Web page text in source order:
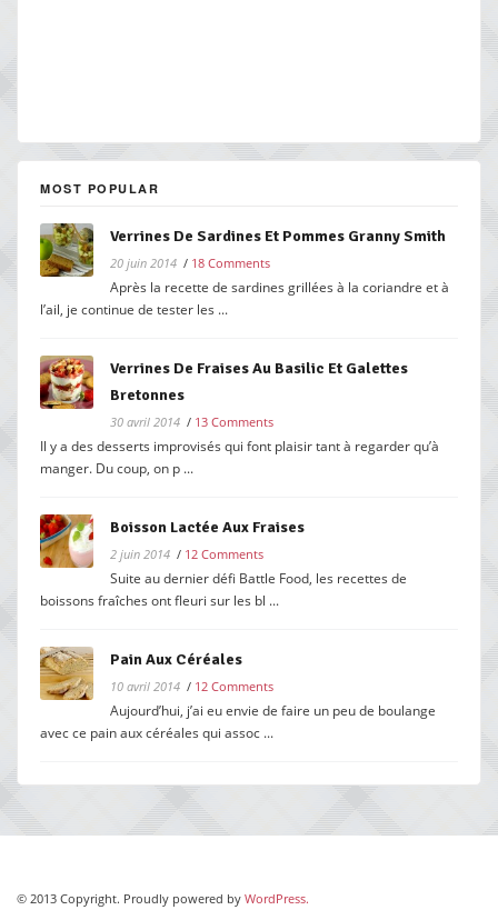
MOST POPULAR
Verrines De Sardines Et Pommes Granny Smith
20 juin 2014 / 18 Comments
Après la recette de sardines grillées à la coriandre et à
l’ail, je continue de tester les ...
Verrines De Fraises Au Basilic Et Galettes
Bretonnes
30 avril 2014 / 13 Comments
Il y a des desserts improvisés qui font plaisir tant à regarder qu’à
manger. Du coup, on p ...
Boisson Lactée Aux Fraises
2 juin 2014 / 12 Comments
Suite au dernier défi Battle Food, les recettes de
boissons fraîches ont fleuri sur les bl ...
Pain Aux Céréales
10 avril 2014 / 12 Comments
Aujourd’hui, j’ai eu envie de faire un peu de boulange
avec ce pain aux céréales qui assoc ...
© 2013 Copyright. Proudly powered by WordPress.